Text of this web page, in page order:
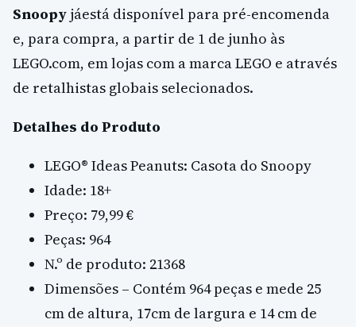
Snoopy jáestá disponível para pré-encomenda
e, para compra, a partir de 1 de junho às
LEGO.com, em lojas com a marca LEGO e através
de retalhistas globais selecionados.
Detalhes do Produto
LEGO® Ideas Peanuts: Casota do Snoopy
Idade: 18+
Preço: 79,99 €
Peças: 964
N.º de produto: 21368
Dimensões – Contém 964 peças e mede 25
cm de altura, 17cm de largura e 14 cm de